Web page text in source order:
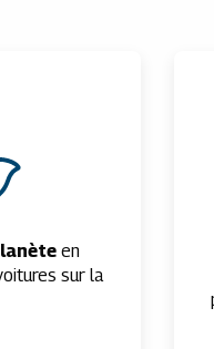
en
sur la